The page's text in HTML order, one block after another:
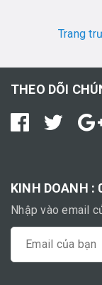
Trang
THEO DÕI
KINH DOANH :
Nhập vào email